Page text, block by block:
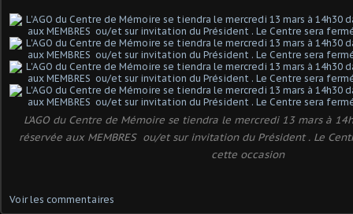
L'AGO du Centre de Mémoire se tiendra le mercredi 13 mars à
réservée aux MEMBRES ou/et sur invitation du Président . Le
cette occasion
Voir les commentaires